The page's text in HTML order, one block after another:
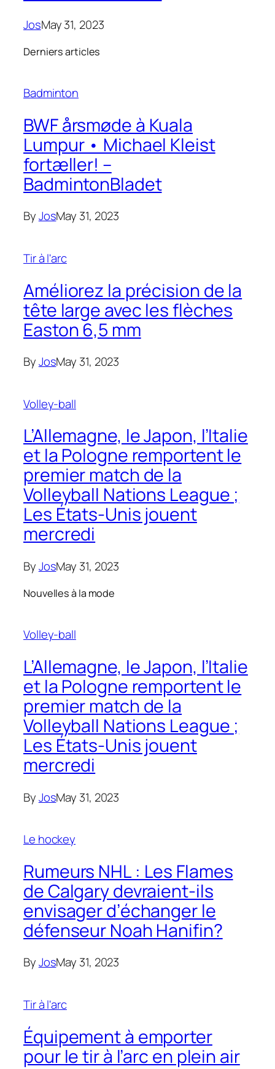
JosMay 31, 2023
Derniers articles
Badminton
BWF årsmøde à Kuala
Lumpur • Michael Kleist
fortæller! –
BadmintonBladet
ByJosMay 31, 2023
Tir à l'arc
Améliorez la précision de la
tête large avec les flèches
Easton 6,5 mm
ByJosMay 31, 2023
Volley-ball
L’Allemagne, le Japon, l’Italie
et la Pologne remportent le
premier match de la
Volleyball Nations League ;
Les États-Unis jouent
mercredi
ByJosMay 31, 2023
Nouvelles à la mode
Volley-ball
L’Allemagne, le Japon, l’Italie
et la Pologne remportent le
premier match de la
Volleyball Nations League ;
Les États-Unis jouent
mercredi
ByJosMay 31, 2023
Le hockey
Rumeurs NHL : Les Flames
de Calgary devraient-ils
envisager d’échanger le
défenseur Noah Hanifin?
ByJosMay 31, 2023
Tir à l'arc
Équipement à emporter
pour le tir à l’arc en plein air